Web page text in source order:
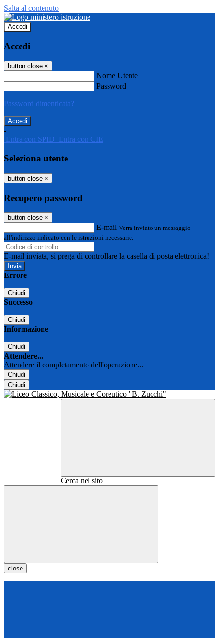
Salta al contenuto
Accedi
Accedi
button close ×
Nome Utente
Password
Password dimenticata?
-
Entra con SPID Entra con CIE
Seleziona utente
button close ×
Recupero password
button close ×
E-mail Verrà inviato un messaggio
all'indirizzo indicato con le istruzioni necessarie.
E-mail inviata, si prega di controllare la casella di posta elettronica!
Errore
Chiudi
Successo
Chiudi
Informazione
Chiudi
Attendere...
Attendere il completamento dell'operazione...
Chiudi
Chiudi
Cerca nel sito
close